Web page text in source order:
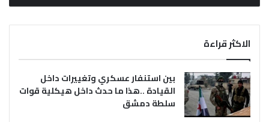
الاكثر قراءة
بين استنفار عسكري وتغييرات داخل
القيادة ..هذا ما حدث داخل هيكلية قوات
سلطة دمشق